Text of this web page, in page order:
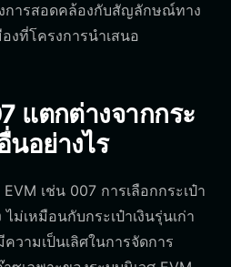
การสอดคล้องกับสัญลักษณ์ทาง
งที่โครงการนำเสนอ
แตกต่างจากกระ
นอย่างไร
เช่น 007 การเลือกกระเป๋า
ม่เหมือนกับกระเป๋าเงินรุ่นเก่า
วามเป็นเลิศในการจัดการ